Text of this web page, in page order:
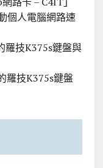
個人電腦網路速
羅技K375s鍵盤與
羅技K375s鍵盤